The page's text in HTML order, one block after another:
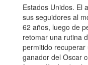
Estados Unidos. El
sus seguidores al
62 años, luego de
retomar una rutina
permitido recuperar
ganador del Oscar